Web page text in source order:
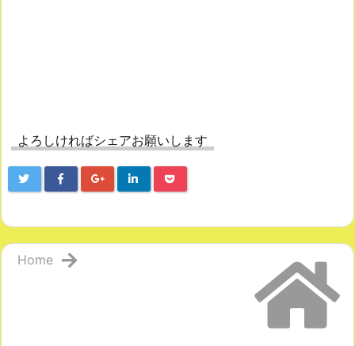
よろしければシェアお願いします
Home